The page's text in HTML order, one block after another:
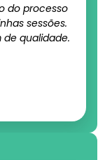
do processo
sessões.
qualidade.